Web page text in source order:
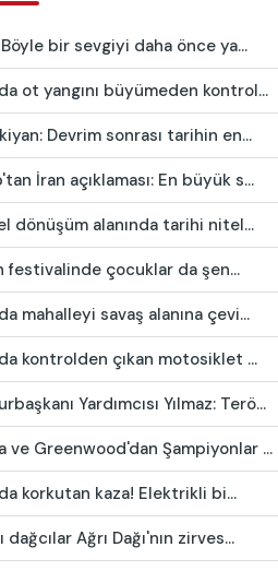
Böyle bir sevgiyi daha önce ya...
ot yangını büyümeden kontrol...
Devrim sonrası tarihin en...
İran açıklaması: En büyük s...
dönüşüm alanında tarihi nitel...
festivalinde çocuklar da şen...
mahalleyi savaş alanına çevi...
kontrolden çıkan motosiklet ...
Yardımcısı Yılmaz: Terö...
ve Greenwood'dan Şampiyonlar ...
korkutan kaza! Elektrikli bi...
dağcılar Ağrı Dağı'nın zirves...